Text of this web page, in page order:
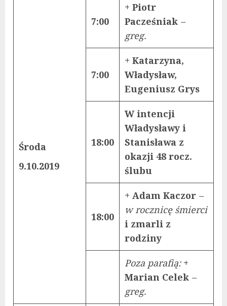
Środa
9.10.2019
7:00
+ Piotr
Pacześniak –
greg.
7:00
+ Katarzyna,
Władysław,
Eugeniusz Grys
18:00
W intencji
Władysławy i
Stanisława z
okazji 48 rocz.
ślubu
18:00
+ Adam Kaczor –
w rocznicę śmierci
i zmarli z
rodziny
Poza parafią:+
Marian Celek –
greg.